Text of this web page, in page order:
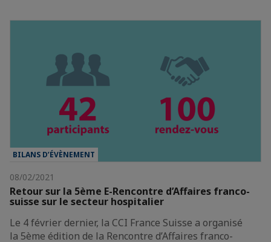
BILANS D’ÉVÈNEMENT
08/02/2021
Retour sur la 5ème E-Rencontre d’Affaires franco-
suisse sur le secteur hospitalier
Le 4 février dernier, la CCI France Suisse a organisé
la 5ème édition de la Rencontre d’Affaires franco-